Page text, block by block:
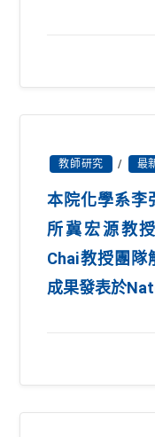
教師研究 / 最
本院化學系李
所冀宏源教
Chai教授團隊
成果發表於